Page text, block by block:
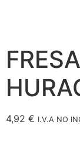
4,92 € I.V.A NO